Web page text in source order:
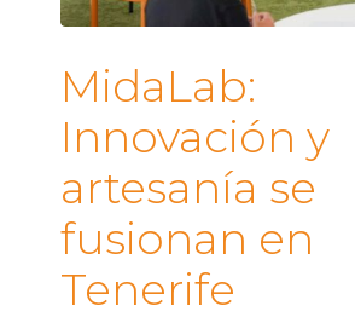
MidaLab:
Innovación y
artesanía se
fusionan en
Tenerife